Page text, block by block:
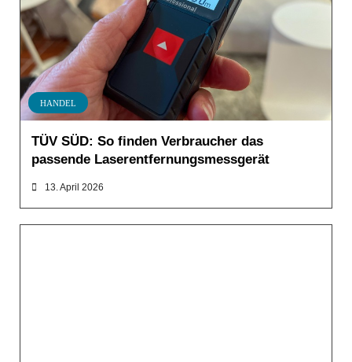
HANDEL
TÜV SÜD: So finden Verbraucher das
passende Laserentfernungsmessgerät
13. April 2026